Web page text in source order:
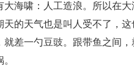
海啸：人工造浪。所以在大
的天气也是叫人受不了，
差一勺豆豉。跟带鱼之间，